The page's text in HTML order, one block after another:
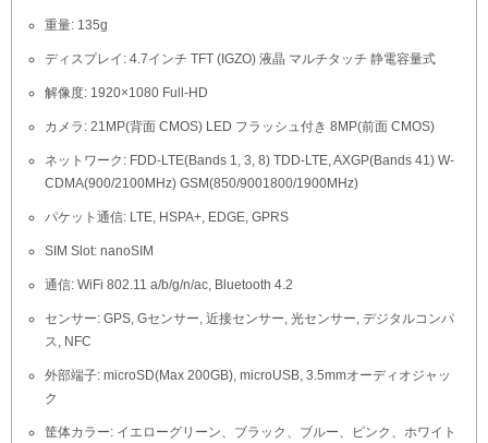
重量: 135g
ディスプレイ: 4.7インチ TFT (IGZO) 液晶 マルチタッチ 静電容量式
解像度: 1920×1080 Full-HD
カメラ: 21MP(背面 CMOS) LED フラッシュ付き 8MP(前面 CMOS)
ネットワーク: FDD-LTE(Bands 1, 3, 8) TDD-LTE, AXGP(Bands 41) W-
CDMA(900/2100MHz) GSM(850/9001800/1900MHz)
パケット通信: LTE, HSPA+, EDGE, GPRS
SIM Slot: nanoSIM
通信: WiFi 802.11 a/b/g/n/ac, Bluetooth 4.2
センサー: GPS, Gセンサー, 近接センサー, 光センサー, デジタルコンパ
ス, NFC
外部端子: microSD(Max 200GB), microUSB, 3.5mmオーディオジャッ
ク
筐体カラー: イエローグリーン、ブラック、ブルー、ピンク、ホワイト